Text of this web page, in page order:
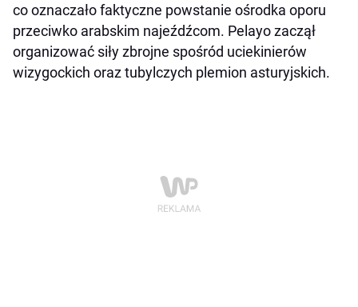
co oznaczało faktyczne powstanie ośrodka oporu
przeciwko arabskim najeźdźcom. Pelayo zaczął
organizować siły zbrojne spośród uciekinierów
wizygockich oraz tubylczych plemion asturyjskich.